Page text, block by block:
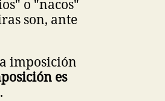
o "nacos"
son, ante
imposición
es
.